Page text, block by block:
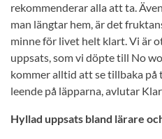
rekommenderar alla att ta.
man längtar hem, är det
minne för livet helt klart. Vi är
uppsats, som vi döpte till No
kommer alltid att se tillbaka på
leende på läpparna, avlutar
Hyllad uppsats bland lärare